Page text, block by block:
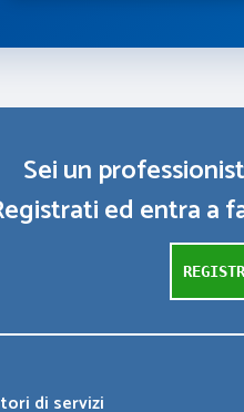
Sei un
ed entra a
di servizi